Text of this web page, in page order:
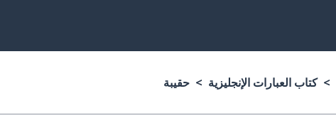
كتاب العبارات الإنجليزية حقيبة